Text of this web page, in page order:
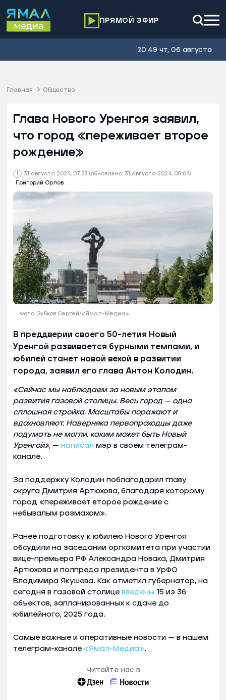
ПРЯМОЙ ЭФИР
20:49 чт, 06 августа
Главная Общество
31 августа 2024, 07:33 (обновлено: 31 августа 2024, 08:04)
Григорий Орлов
Глава Нового Уренгоя заявил,
что город «переживает второе
рождение»
Фото: Зубков Сергей/«Ямал-Медиа»
В преддверии своего 50-летия Новый
Уренгой развивается бурными темпами, и
юбилей станет новой вехой в развитии
города, заявил его глава Антон Колодин.
«Сейчас мы наблюдаем за новым этапом
развития газовой столицы. Весь город — одна
сплошная стройка. Масштабы поражают и
вдохновляют. Наверняка первопроходцы даже
подумать не могли, каким может быть Новый
Уренгой», — написал мэр в своем телеграм-
канале.
За поддержку Колодин поблагодарил главу
округа Дмитрия Артюхова, благодаря которому
город «переживает второе рождение с
небывалым размахом».
Ранее подготовку к юбилею Нового Уренгоя
обсудили на заседании оргкомитета при участии
вице-премьера РФ Александра Новака, Дмитрия
Артюхова и полпреда президента в УрФО
Владимира Якушева. Как отметил губернатор, на
сегодня в газовой столице введены 15 из 36
объектов, запланированных к сдаче до
юбилейного, 2025 года.
Самые важные и оперативные новости — в нашем
телеграм-канале «Ямал-Медиа».
Читайте нас в